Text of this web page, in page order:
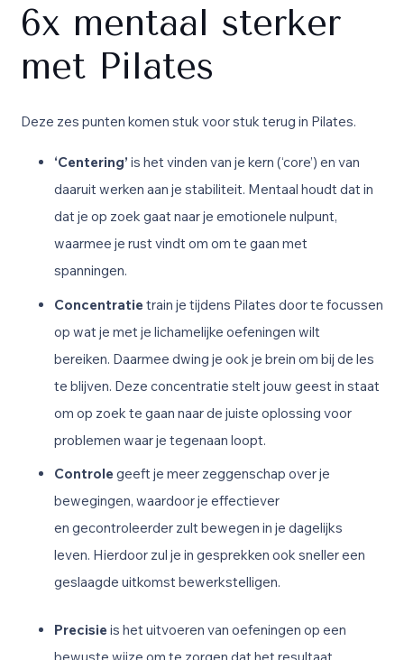
6x mentaal sterker
met Pilates
Deze zes punten komen stuk voor stuk terug in Pilates.
‘Centering’ is het vinden van je kern (‘core’) en van
daaruit werken aan je stabiliteit. Mentaal houdt dat in
dat je op zoek gaat naar je emotionele nulpunt,
waarmee je rust vindt om om te gaan met
spanningen.
Concentratie train je tijdens Pilates door te focussen
op wat je met je lichamelijke oefeningen wilt
bereiken. Daarmee dwing je ook je brein om bij de les
te blijven. Deze concentratie stelt jouw geest in staat
om op zoek te gaan naar de juiste oplossing voor
problemen waar je tegenaan loopt.
Controle geeft je meer zeggenschap over je
bewegingen, waardoor je effectiever
en gecontroleerder zult bewegen in je dagelijks
leven. Hierdoor zul je in gesprekken ook sneller een
geslaagde uitkomst bewerkstelligen.
Precisie is het uitvoeren van oefeningen op een
bewuste wijze om te zorgen dat het resultaat